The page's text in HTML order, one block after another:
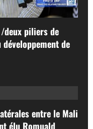
deux piliers de
de
entre le Mali
élu Romuald